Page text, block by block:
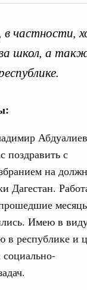
частности,
школ, а
поздравить с
на
Дагестан.
Имею в
в республике и
четверг
политики
строительства
под